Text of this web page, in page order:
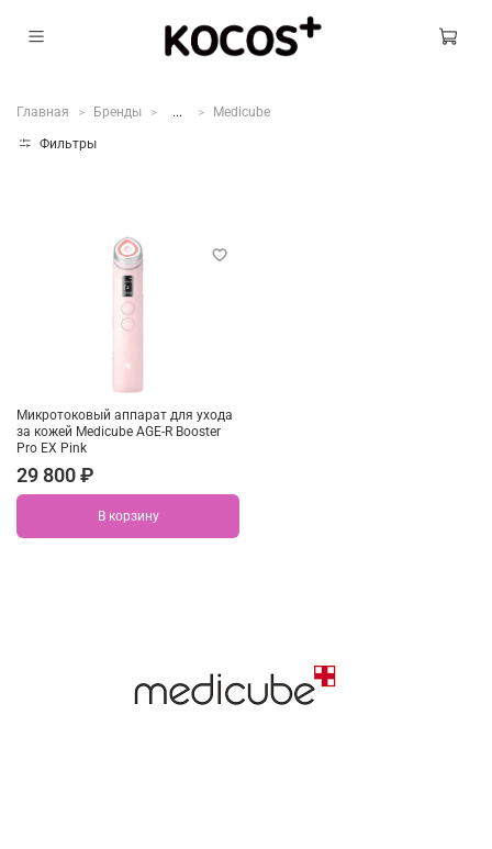
Главная Бренды ... Medicube
Фильтры
Микротоковый аппарат для ухода
за кожей Medicube AGE-R Booster
Pro EX Pink
29 800 ₽
В корзину